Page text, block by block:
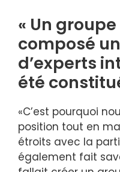
« Un
composé
d’experts
été
«C’est pourquoi
position tout en
étroits avec la
également fait